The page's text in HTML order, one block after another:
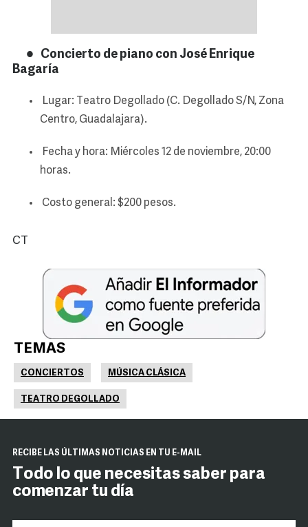
Concierto de piano con José Enrique
Bagaría
Lugar: Teatro Degollado (C. Degollado S/N, Zona
Centro, Guadalajara).
Fecha y hora: Miércoles 12 de noviembre, 20:00
horas.
Costo general: $200 pesos.
CT
TEMAS
CONCIERTOS MÚSICA CLÁSICA
TEATRO DEGOLLADO
RECIBE LAS ÚLTIMAS NOTICIAS EN TU E-MAIL
Todo lo que necesitas saber para
comenzar tu día